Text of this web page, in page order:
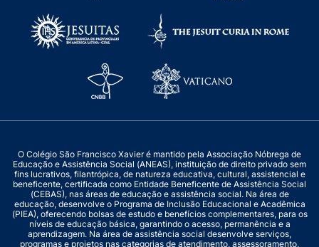
O Colégio São Francisco Xavier é mantido pela Associação Nóbrega de
Educação e Assistência Social (ANEAS), instituição de direito privado sem
fins lucrativos, filantrópica, de natureza educativa, cultural, assistencial e
beneficente, certificada como Entidade Beneficente de Assistência Social
(CEBAS), nas áreas de educação e assistência social. Na área de
educação, desenvolve o Programa de Inclusão Educacional e Acadêmica
(PIEA), oferecendo bolsas de estudo e benefícios complementares, para os
níveis de educação básica, garantindo o acesso, permanência e a
aprendizagem. Na área de assistência social desenvolve serviços,
programas e projetos nas categorias de atendimento, assessoramento,